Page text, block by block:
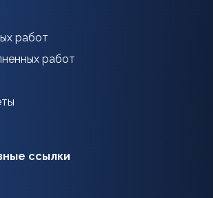
работ
работ
ссылки